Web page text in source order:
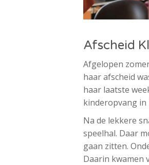
Afscheid
Afgelopen
haar afscheid
haar laatste
kinderopvang in
Na de lekkere
speelhal. Daar
gaan zitten.
Daarin kwamen